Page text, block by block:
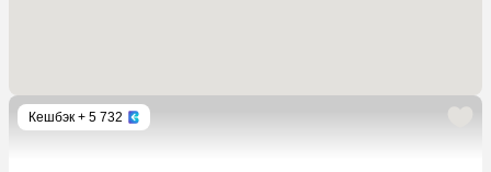
Кешбэк + 5 732